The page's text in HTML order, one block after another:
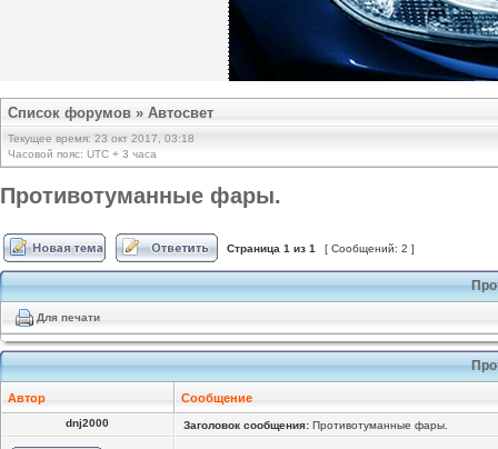
Список форумов » Автосвет
Текущее время: 23 окт 2017, 03:18
Часовой пояс: UTC + 3 часа
Противотуманные фары.
Страница 1 из 1 [ Сообщений: 2 ]
Для печати
Автор Сообщение
dnj2000 Заголовок сообщения: Противотуманные фары.